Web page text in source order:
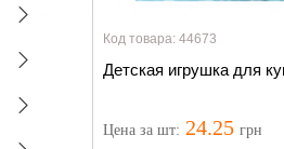
Код товара: 44673
Детская игрушка для
Цена за шт: 24.25 грн